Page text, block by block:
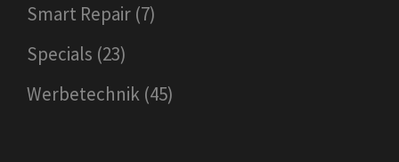
Smart Repair (7)
Specials (23)
Werbetechnik (45)